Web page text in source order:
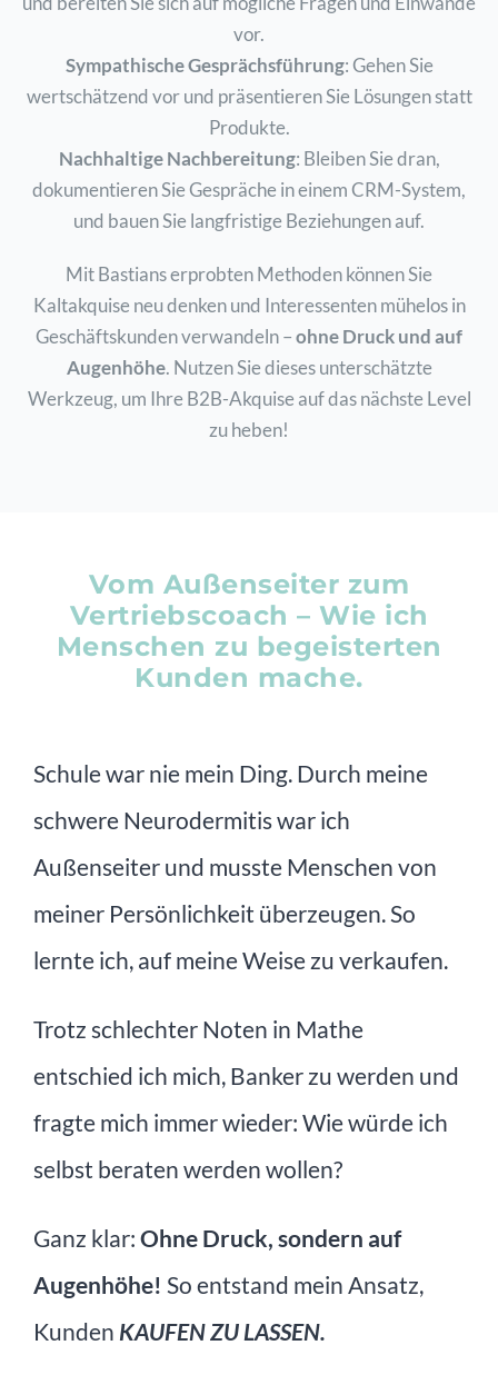
vor.
Sympathische Gesprächsführung: Gehen Sie
wertschätzend vor und präsentieren Sie Lösungen statt
Produkte.
Nachhaltige Nachbereitung: Bleiben Sie dran,
dokumentieren Sie Gespräche in einem CRM-System,
und bauen Sie langfristige Beziehungen auf.
Mit Bastians erprobten Methoden können Sie
Kaltakquise neu denken und Interessenten mühelos in
Geschäftskunden verwandeln –ohne Druck und auf
Augenhöhe. Nutzen Sie dieses unterschätzte
Werkzeug, um Ihre B2B-Akquise auf das nächste Level
zu heben!
Vom Außenseiter zum
Vertriebscoach – Wie ich
Menschen zu begeisterten
Kunden mache.
Schule war nie mein Ding. Durch meine
schwere Neurodermitis war ich
Außenseiter und musste Menschen von
meiner Persönlichkeit überzeugen. So
lernte ich, auf meine Weise zu verkaufen.
Trotz schlechter Noten in Mathe
entschied ich mich, Banker zu werden und
fragte mich immer wieder: Wie würde ich
selbst beraten werden wollen?
Ganz klar: Ohne Druck, sondern auf
Augenhöhe! So entstand mein Ansatz,
Kunden KAUFEN ZU LASSEN.